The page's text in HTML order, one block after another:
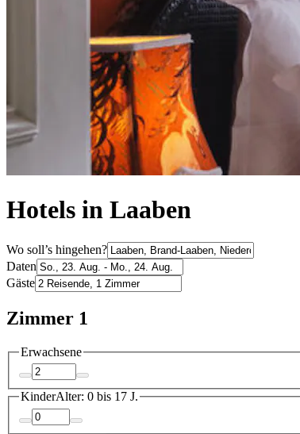
Hotels in Laaben
Wo soll’s hingehen?
Daten
Gäste
Zimmer 1
Erwachsene
KinderAlter: 0 bis 17 J.